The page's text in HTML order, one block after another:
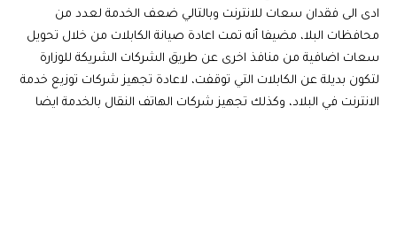
ادى اﻟﻰ ﻓﻘﺪان ﺳﻌﺎت ﻟﻼﻧﺘﺮﻧﺖ وﺑﺎﻟﺘﺎﻟﻲ ﺿﻌﻒ اﻟﺨﺪﻣﺔ ﻟﻌﺪد ﻣﻦ
ﻣﺤﺎﻓﻈﺎت اﻟﺒﻼ، مضيفا أنه تمت اعادة صيانة الكابلات من خلال تحويل
سعات اضافية من منافذ اخرى عن طريق الشركات الشريكة للوزارة
لتكون بديلة عن الكابلات التي توقفت، لاعادة تجهيز شركات توزيع خدمة
الانترنت في البلاد، وكذلك تجهيز شركات الهاتف النقال بالخدمة ايضا